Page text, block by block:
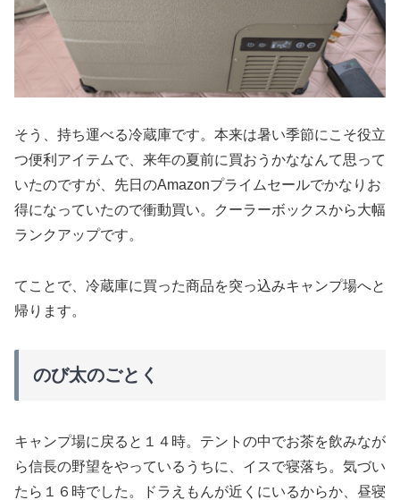
そう、持ち運べる冷蔵庫です。本来は暑い季節にこそ役立
つ便利アイテムで、来年の夏前に買おうかななんて思って
いたのですが、先日のAmazonプライムセールでかなりお
得になっていたので衝動買い。クーラーボックスから大幅
ランクアップです。
てことで、冷蔵庫に買った商品を突っ込みキャンプ場へと
帰ります。
のび太のごとく
キャンプ場に戻ると１４時。テントの中でお茶を飲みなが
ら信長の野望をやっているうちに、イスで寝落ち。気づい
たら１６時でした。ドラえもんが近くにいるからか、昼寝